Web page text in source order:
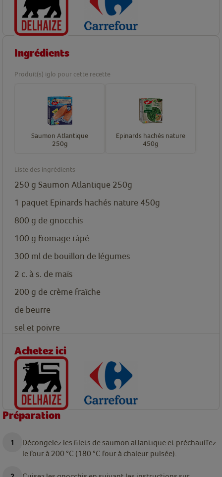
Ingrédients
Produit(s) iglo pour cette recette
Saumon Atlantique
250g
Epinards hachés nature
450g
Liste des ingrédients
250 g Saumon Atlantique 250g
1 paquet Epinards hachés nature 450g
800 g de gnocchis
100 g fromage râpé
300 ml de bouillon de légumes
2 c. à s. de maïs
200 g de crème fraîche
de beurre
sel et poivre
Achetez ici
Préparation
Décongelez les filets de saumon atlantique et préchauffez
le four à 200 °C (180 °C four à chaleur pulsée).